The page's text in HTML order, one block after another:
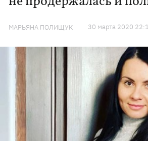
МАРЬЯНА ПОЛИЩУК 30 марта 2020